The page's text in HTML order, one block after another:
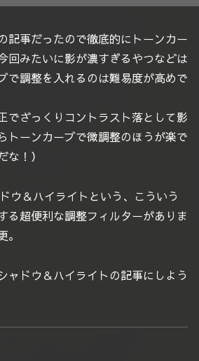
記事だったので徹底的にトーンカー
回みたいに影が濃すぎるやつなどは
で調整を入れるのは難易度が高めで
でざっくりコントラスト落として影
トーンカーブで微調整のほうが楽で
な！）
ウ＆ハイライトという、こういう
る超便利な調整フィルターがありま
ャドウ＆ハイライトの記事にしよう